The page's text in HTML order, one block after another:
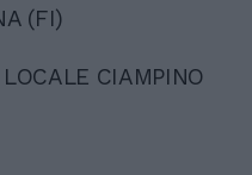
(FI)
CIAMPINO